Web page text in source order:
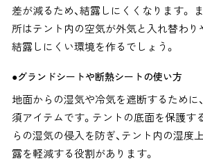
差が減るため、結露しにくくなります。 ま
所はテント内の空気が外気と入れ替わり
結露しにくい環境を作るでしょう。
●グランドシートや断熱シートの使い方
地面からの湿気や冷気を遮断するために
須アイテムです。テントの底面を保護す
らの湿気の侵入を防ぎ、テント内の湿度
露を軽減する役割があります。